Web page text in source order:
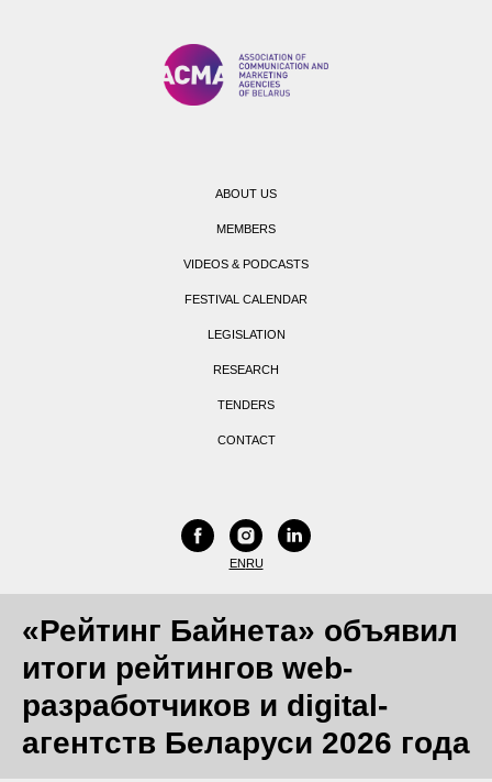
ABOUT US
MEMBERS
VIDEOS & PODCASTS
FESTIVAL CALENDAR
LEGISLATION
RESEARCH
TENDERS
CONTACT
ENRU
«Рейтинг Байнета» объявил
итоги рейтингов web-
разработчиков и digital-
агентств Беларуси 2026 года